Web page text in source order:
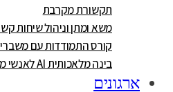
תקשורת מקרבת
משא ומתן וניהול שיחות
קורס התמודדות עם משברי
בינה מלאכותית AI לאנשי מקצוע
ארגונים